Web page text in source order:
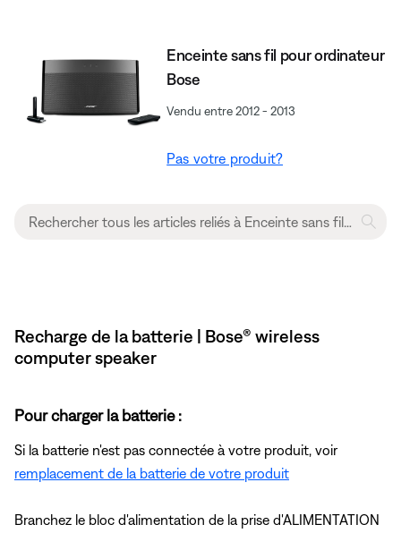
Enceinte sans fil pour ordinateur
Bose
Vendu entre 2012 - 2013
Pas votre produit?
Recharge de la batterie | Bose® wireless
computer speaker
Pour charger la batterie :
Si la batterie n'est pas connectée à votre produit, voir
remplacement de la batterie de votre produit
Branchez le bloc d'alimentation de la prise d'ALIMENTATION